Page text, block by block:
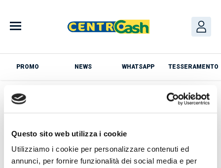
Questo sito web utilizza i cookie
Utilizziamo i cookie per personalizzare contenuti ed
annunci, per fornire funzionalità dei social media e per
content
PROMO NEWS WHATSAPP TESSERAMENTO
Azienda